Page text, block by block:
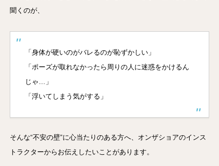
聞くのが、
「身体が硬いのがバレるのが恥ずかしい」
「ポーズが取れなかったら周りの人に迷惑をかけるん
じゃ…」
「浮いてしまう気がする」
そんな“不安の壁”に心当たりのある方へ、オンザショアのインス
トラクターからお伝えしたいことがあります。